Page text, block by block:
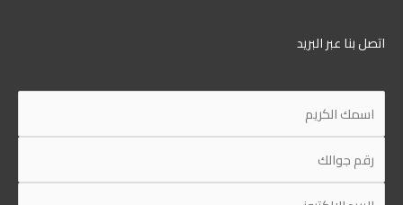
اتصل بنا عبر البريد